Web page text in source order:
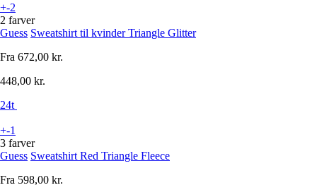
+-2
2 farver
Guess Sweatshirt til kvinder Triangle Glitter
Fra 672,00 kr.
448,00 kr.
24t
+-1
3 farver
Guess Sweatshirt Red Triangle Fleece
Fra 598,00 kr.